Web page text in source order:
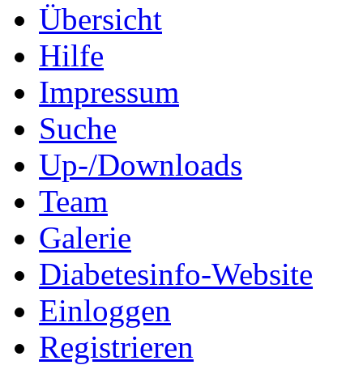
Übersicht
Hilfe
Impressum
Suche
Up-/Downloads
Team
Galerie
Diabetesinfo-Website
Einloggen
Registrieren